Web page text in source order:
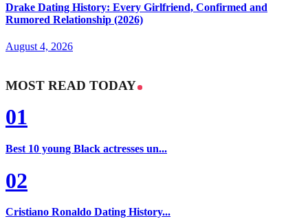
Drake Dating History: Every Girlfriend, Confirmed and
Rumored Relationship (2026)
August 4, 2026
MOST READ TODAY
01
Best 10 young Black actresses un...
02
Cristiano Ronaldo Dating History...